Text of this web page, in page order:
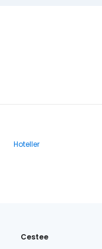
Hoteller
Cestee